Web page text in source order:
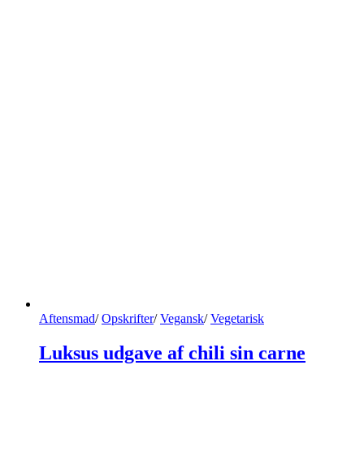
Aftensmad/ Opskrifter/ Vegansk/ Vegetarisk
Luksus udgave af chili sin carne